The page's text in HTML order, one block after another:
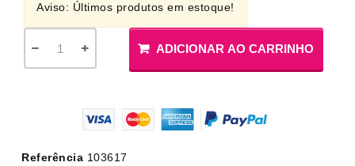
Aviso: Últimos produtos em estoque!
ADICIONAR AO CARRINHO
Referência 103617